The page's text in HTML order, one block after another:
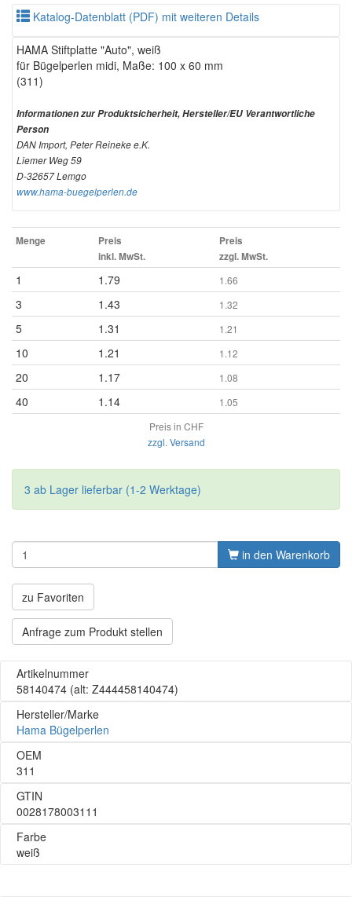
Katalog-Datenblatt (PDF) mit weiteren Details
HAMA Stiftplatte "Auto", weiß
für Bügelperlen midi, Maße: 100 x 60 mm
(311)
Informationen zur Produktsicherheit, Hersteller/EU Verantwortliche
Person
DAN Import, Peter Reineke e.K.
Liemer Weg 59
D-32657 Lemgo
www.hama-buegelperlen.de
Menge
Preis
inkl. MwSt.
Preis
zzgl. MwSt.
1 1.79 1.66
3 1.43 1.32
5 1.31 1.21
10 1.21 1.12
20 1.17 1.08
40 1.14
1.05
Preis in CHF
zzgl. Versand
3 ab Lager lieferbar (1-2 Werktage)
in den Warenkorb
zu Favoriten
Anfrage zum Produkt stellen
Artikelnummer
58140474 (alt: Z444458140474)
Hersteller/Marke
Hama Bügelperlen
OEM
311
GTIN
0028178003111
Farbe
weiß